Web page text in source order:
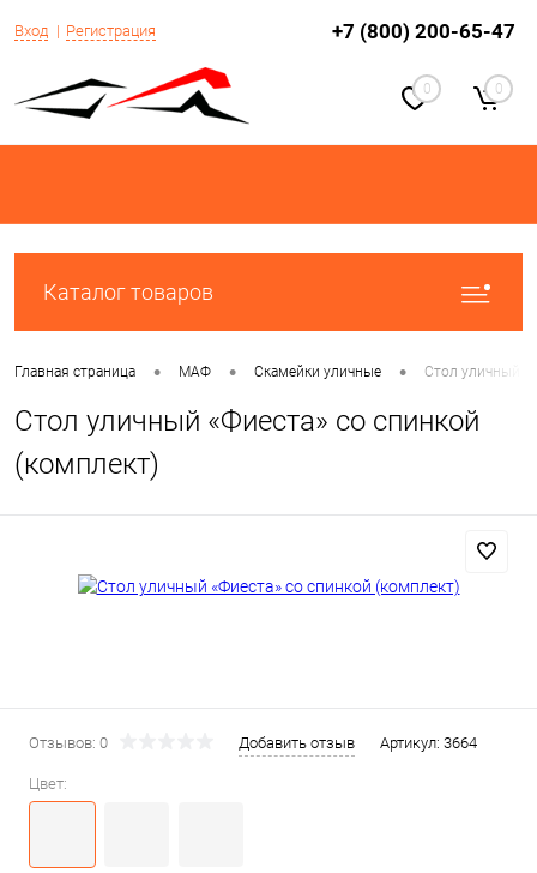
Вход Регистрация +7 (800) 200-65-47
0 0
Каталог товаров
Главная страница • МАФ • Скамейки уличные • Стол уличный
Стол уличный «Фиеста» со спинкой
(комплект)
Отзывов: 0 Добавить отзыв Артикул: 3664
Цвет: